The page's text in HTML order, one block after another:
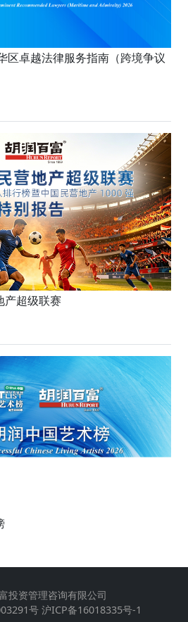
区卓越法律服务指南（跨境争议
产超级联赛
投资管理咨询有限公司
号 沪ICP备16018335号-1